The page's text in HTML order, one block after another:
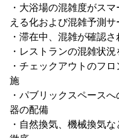
・大浴場の混雑度がス
える化および混雑予測
・滞在中、混雑が確認
・レストランの混雑状
・チェックアウトのフ
施
・パブリックスペース
器の配備
・自然換気、機械換気